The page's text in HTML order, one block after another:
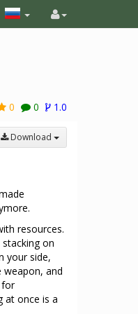
0 0 1.0
Download
resources.
on
your side,
weapon, and
for
at once is a